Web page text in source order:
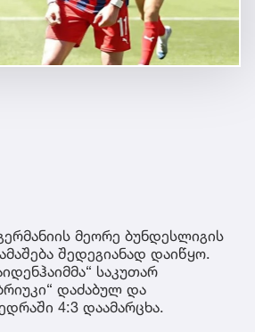
მეორე ბუნდესლიგის
შედეგიანად დაიწყო.
საკუთარ
დაძაბულ და
4:3 დაამარცხა.